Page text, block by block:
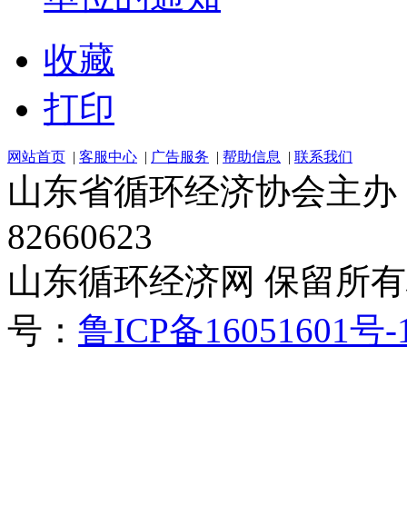
收藏
打印
网站首页 | 客服中心 | 广告服务 | 帮助信息 | 联系我们
山东省循环经济协会主办
82660623
山东循环经济网 保留所
号： 鲁ICP备16051601号-